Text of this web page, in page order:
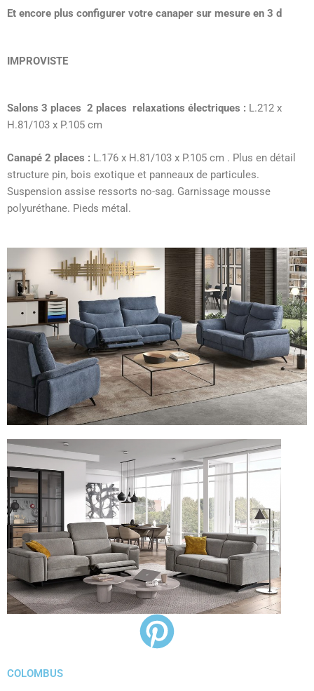
Et encore plus configurer votre canaper sur mesure en 3 d
IMPROVISTE
Salons 3 places 2 places relaxations électriques : L.212 x
H.81/103 x P.105 cm
Canapé 2 places : L.176 x H.81/103 x P.105 cm . Plus en détail
structure pin, bois exotique et panneaux de particules.
Suspension assise ressorts no-sag. Garnissage mousse
polyuréthane. Pieds métal.
COLOMBUS